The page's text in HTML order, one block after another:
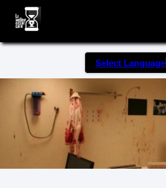
Select Language